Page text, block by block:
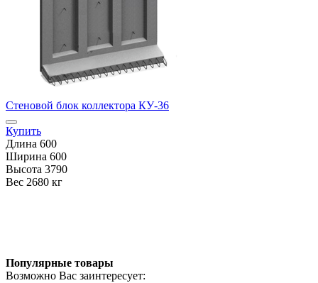
Стеновой блок коллектора КУ-36
Купить
Длина 600
Ширина 600
Высота 3790
Вес 2680 кг
Популярные товары
Возможно Вас заинтересует: